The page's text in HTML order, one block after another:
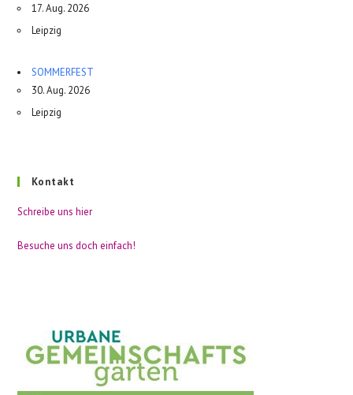
17. Aug. 2026
Leipzig
SOMMERFEST
30. Aug. 2026
Leipzig
Kontakt
Schreibe uns hier
Besuche uns doch einfach!